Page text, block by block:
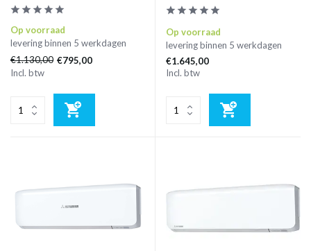
Op voorraad
levering binnen 5 werkdagen
€1.130,00 €795,00
Incl. btw
Op voorraad
levering binnen 5 werkdagen
€1.645,00
Incl. btw